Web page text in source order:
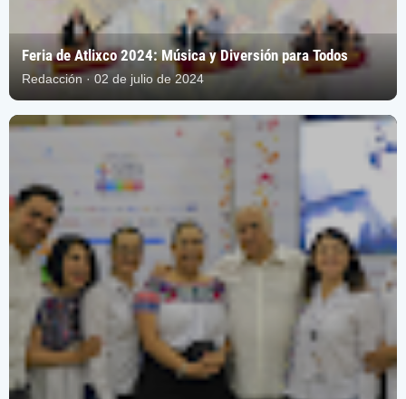
Feria de Atlixco 2024: Música y Diversión para Todos
Redacción · 02 de julio de 2024